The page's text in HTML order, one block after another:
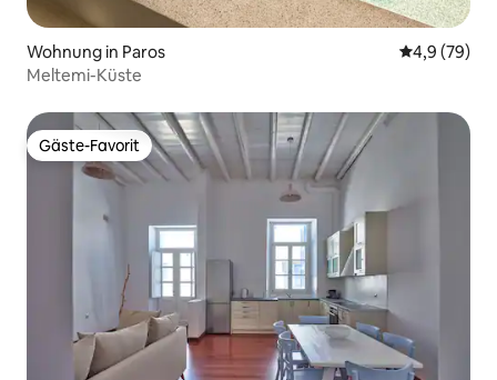
Wohnung in Paros
4,9 (79)
Meltemi-Küste
Gäste-Favorit
Gäste-Favorit